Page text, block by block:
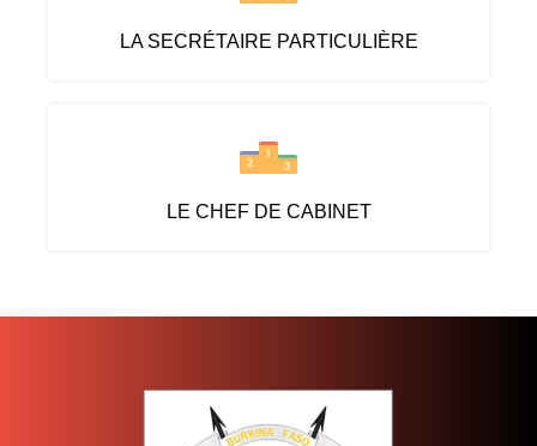
LA SECRÉTAIRE PARTICULIÈRE
LE CHEF DE CABINET